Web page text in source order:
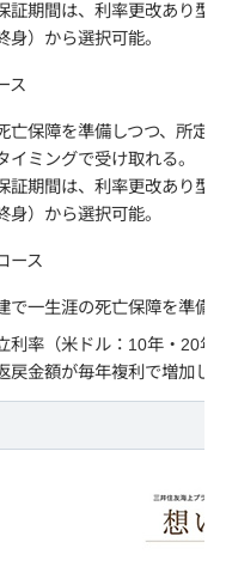
証期間は、利率更改あり型
身）から選択可能。
ス
亡保障を準備しつつ、所定
イミングで受け取れる。
証期間は、利率更改あり型
身）から選択可能。
ース
で一生涯の死亡保障を準備
利率（米ドル：10年・20
戻金額が毎年複利で増加し